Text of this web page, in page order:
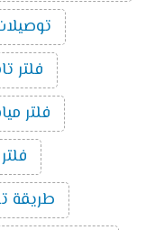
توصيلات
فلتر تانك 5
فلتر مياه
فلتر
طريقة